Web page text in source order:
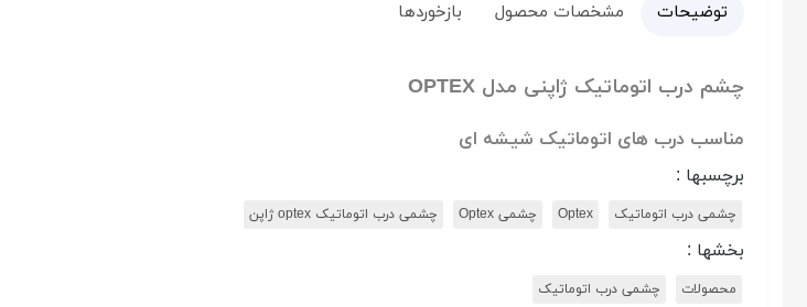
توضیحات مشخصات محصول بازخوردها
چشم درب اتوماتیک ژاپنی مدل OPTEX
مناسب درب های اتوماتیک شیشه ای
برچسبها :
چشمی درب اتوماتیک Optex چشمی Optex چشمی درب اتوماتیک optex ژاپن
بخشها :
محصولات چشمی درب اتوماتیک